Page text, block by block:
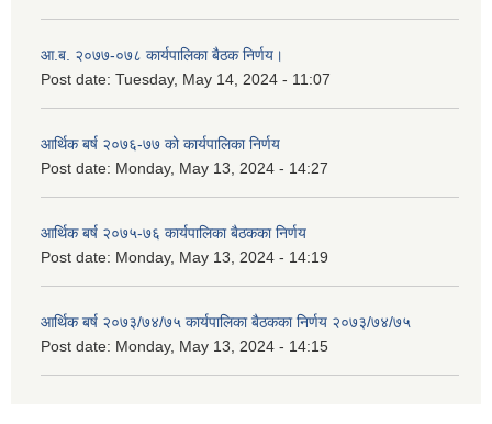
आ.ब. २०७७-०७८ कार्यपालिका बैठक निर्णय।
Post date: Tuesday, May 14, 2024 - 11:07
आर्थिक बर्ष २०७६-७७ को कार्यपालिका निर्णय
Post date: Monday, May 13, 2024 - 14:27
आर्थिक बर्ष २०७५-७६ कार्यपालिका बैठकका निर्णय
Post date: Monday, May 13, 2024 - 14:19
आर्थिक बर्ष २०७३/७४/७५ कार्यपालिका बैठकका निर्णय २०७३/७४/७५
Post date: Monday, May 13, 2024 - 14:15